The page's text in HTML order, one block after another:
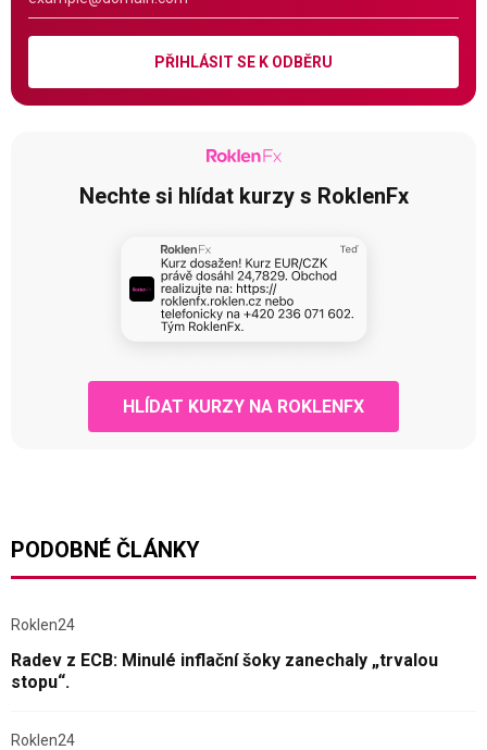
PŘIHLÁSIT SE K ODBĚRU
Nechte si hlídat kurzy s RoklenFx
HLÍDAT KURZY NA ROKLENFX
PODOBNÉ ČLÁNKY
Roklen24
Radev z ECB: Minulé inflační šoky zanechaly „trvalou
stopu“.
Roklen24